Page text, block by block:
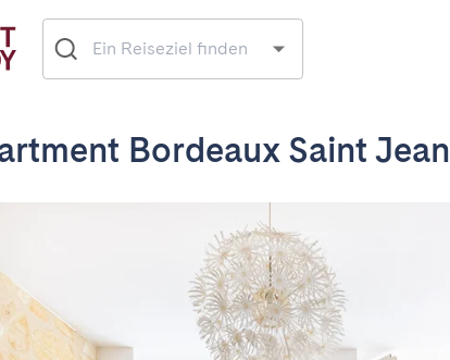
Bordeaux Saint Jean